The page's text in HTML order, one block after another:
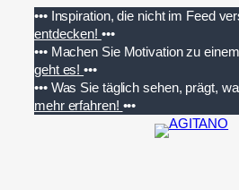
Inhalt
springen
••• Inspiration, die nicht im Feed
entdecken! •••
••• Machen Sie Motivation zu
geht es!•••
••• Was Sie täglich sehen, prägt,
mehr erfahren! •••